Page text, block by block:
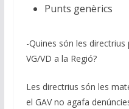
Punts genèrics
-Quines són les
VG/VD a la Regió?
Les directrius són les
el GAV no agafa